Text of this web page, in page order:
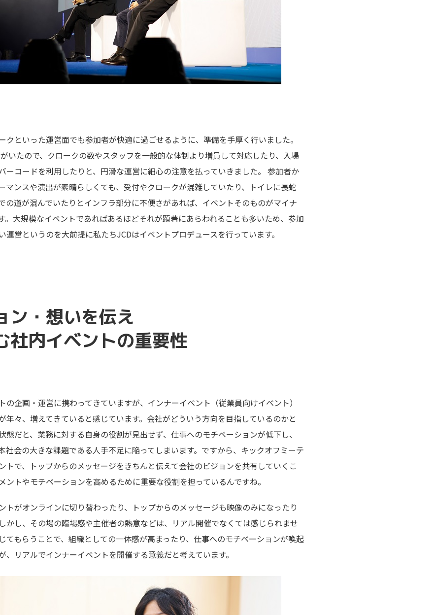
クといった運営面でも参加者が快適に過ごせるように、準備を手厚く行いました。
いたので、クロークの数やスタッフを一般的な体制より増員して対応したり、入場
ーコードを利用したりと、円滑な運営に細心の注意を払っていきました。 参加者か
マンスや演出が素晴らしくても、受付やクロークが混雑していたり、トイレに長蛇
の道が混んでいたりとインフラ部分に不便さがあれば、イベントそのものがマイナ
。大規模なイベントであればあるほどそれが顕著にあらわれることも多いため、参加
運営というのを大前提に私たちJCDはイベントプロデュースを行っています。
ン・想いを伝え
社内イベントの重要性
の企画・運営に携わってきていますが、インナーイベント（従業員向けイベント）
年々、増えてきていると感じています。会社がどういう方向を目指しているのかと
態だと、業務に対する自身の役割が見出せず、仕事へのモチベーションが低下し、
社会の大きな課題である人手不足に陥ってしまいます。ですから、キックオフミーテ
トで、トップからのメッセージをきちんと伝えて会社のビジョンを共有していくこ
ントやモチベーションを高めるために重要な役割を担っているんですね。
トがオンラインに切り替わったり、トップからのメッセージも映像のみになったり
かし、その場の臨場感や主催者の熱意などは、リアル開催でなくては感じられませ
てもらうことで、組織としての一体感が高まったり、仕事へのモチベーションが喚起
、リアルでインナーイベントを開催する意義だと考えています。